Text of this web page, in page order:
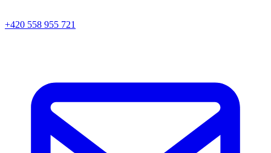
+420 558 955 721